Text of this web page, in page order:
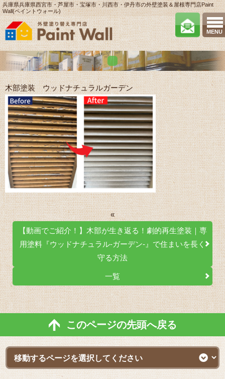
MENU
兵庫県兵庫県西宮市・芦屋市・宝塚市・川西市・伊丹市の外壁塗装＆屋根専門店Paint
Wall(ペイントウォール)
木部塗装 ウッドナチュラルガーデン
«
【動画でご紹介！】木部が生き返る！劇的再生塗装｜専
用塗料『ウッドナチュラル-ガーデン-』で住まいを長く
守る方法
一覧
このページの先頭へ戻る